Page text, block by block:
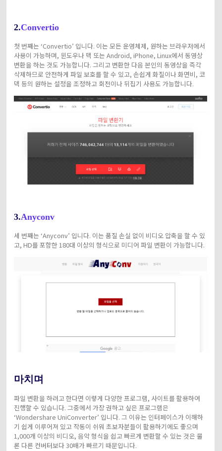
2.Convertio
첫 번째는 ‘Convertio’ 입니다. 이는 모든 운영체제, 원하는 브라우저에서
사용이 가능하며, 윈도우나 맥 또는 Android, iPhone, Linux에서 동영상
변환을 하는 것도 가능합니다. 그리고 변환한 다음 본인의 동영상을 즉각
삭제하므로 안전하게 파일 보호를 할 수 있고, 손쉽게 화질이나 화면비, 코
덱 등의 원하는 설정을 조정하고 회전이나 뒤집기 사용도 가능합니다.
3.Anyconv
세 번째는 ‘Anyconv’ 입니다. 이는 품질 손실 없이 비디오 압축을 할 수 있
고, HD를 포함한 180대 이상의 형식으로 미디어 파일 변환이 가능합니다.
마치며
파일 변환을 하려고 한다면 이렇게 다양한 프로그램, 사이트를 활용하여
진행할 수 있습니다. 그중에서 가장 권하고 싶은 프로그램은
‘Wondershare UniConverter’ 입니다. 그 이유는 인터페이스가 이해하
기 쉽게 이루어져 있고 작동이 쉬워 초보자분들이 활용하기에도 좋으며
1,000개 이상의 비디오, 음악 형식을 쉽고 빠르게 변환할 수 있는 것은 물
론 다른 컨버터보다 30배가 빠르기 때문입니다.